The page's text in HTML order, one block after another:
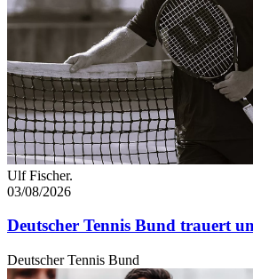
Ulf Fischer.
03/08/2026
Deutscher Tennis Bund trauert
Deutscher Tennis Bund